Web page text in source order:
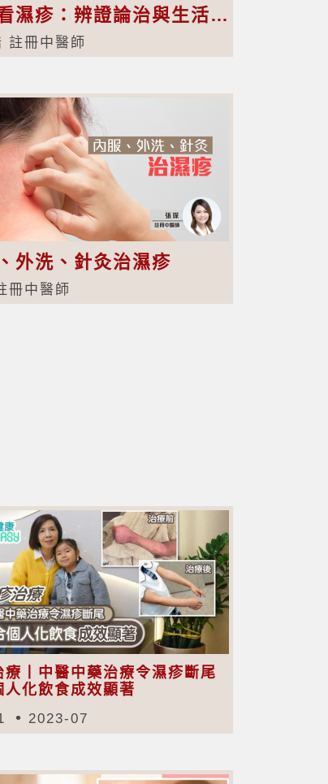
中醫看濕疹：辨證論治與生活調養並重
註冊中醫師
外洗、針灸治濕疹
冊中醫師
療丨中醫中藥治療令濕疹斷尾
人化飲食成效顯著
2023-07